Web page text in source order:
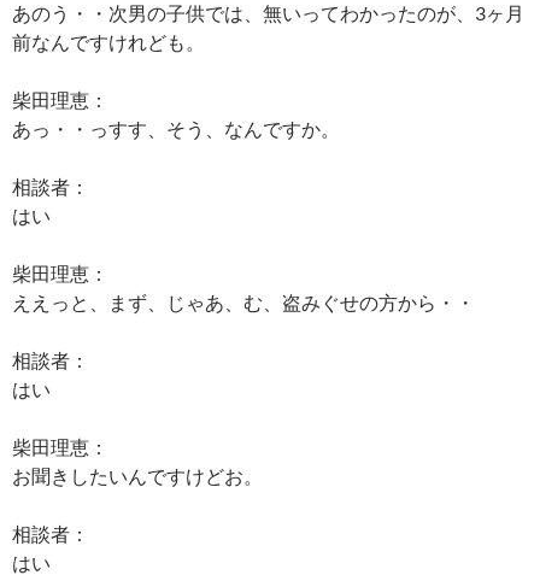
あのう・・次男の子供では、無いってわかったのが、3ヶ月
前なんですけれども。
柴田理恵：
あっ・・っすす、そう、なんですか。
相談者：
はい
柴田理恵：
ええっと、まず、じゃあ、む、盗みぐせの方から・・
相談者：
はい
柴田理恵：
お聞きしたいんですけどお。
相談者：
はい